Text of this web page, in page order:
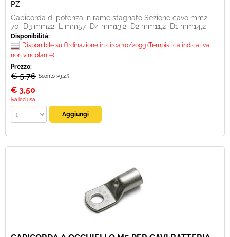
PZ
Capicorda di potenza in rame stagnato Sezione cavo mm2
70 D3 mm22 L mm57 D4 mm13,2 D2 mm11,2 D1 mm14,2
Disponibilità:
Disponibile su Ordinazione in circa 10/20gg (Tempistica indicativa
non vincolante)
Prezzo:
€ 5,76 Sconto 39.2%
€ 3,50
iva inclusa